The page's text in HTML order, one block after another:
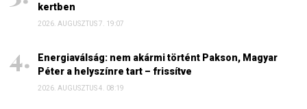
kertben
2026. AUGUSZTUS 7. 19:07
Energiaválság: nem akármi történt Pakson, Magyar
Péter a helyszínre tart – frissítve
2026. AUGUSZTUS 4. 08:19